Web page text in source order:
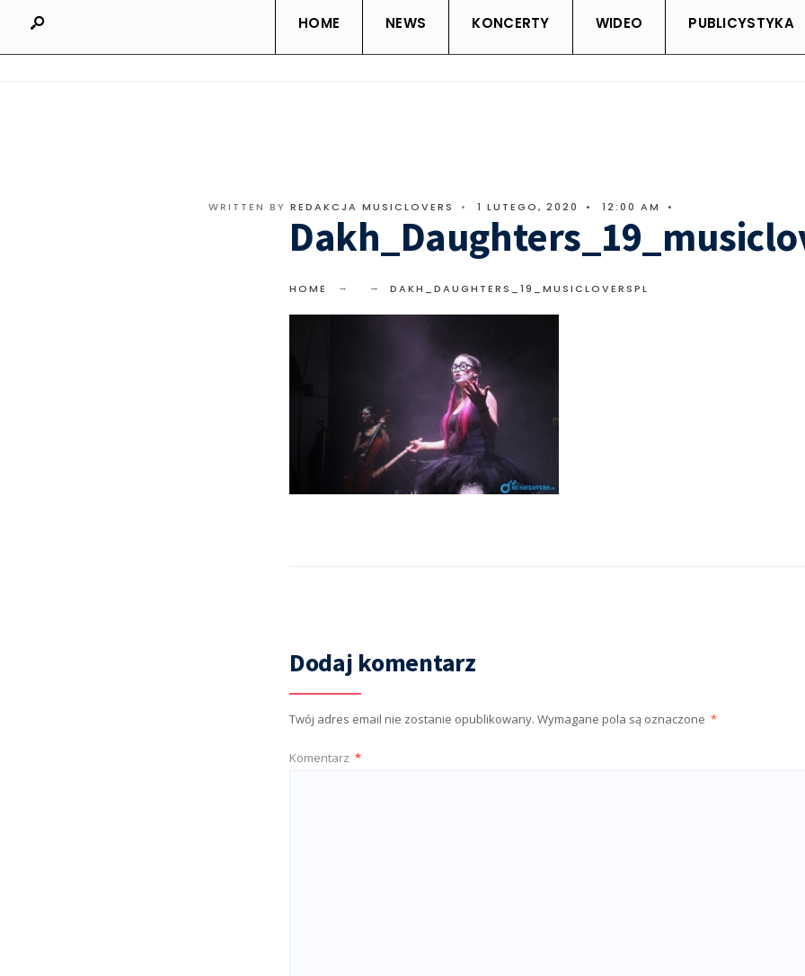
HOME NEWS KONCERTY WIDEO PUBLICYSTYKA
WRITTEN BY REDAKCJA MUSICLOVERS • 1 LUTEGO, 2020 • 12:00 AM •
HOME DAKH_DAUGHTERS_19_MUSICLOVERSPL
Dodaj komentarz
Twój adres email nie zostanie opublikowany. Wymagane pola są oznaczone *
Komentarz *